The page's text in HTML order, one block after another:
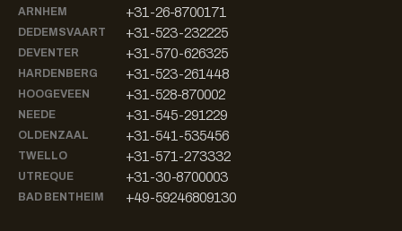
ARNHEM +31-26-8700171
DEDEMSVAART +31-523-232225
DEVENTER +31-570-626325
HARDENBERG +31-523-261448
HOOGEVEEN +31-528-870002
NEEDE +31-545-291229
OLDENZAAL +31-541-535456
TWELLO +31-571-273332
UTREQUE +31-30-8700003
BAD BENTHEIM +49-59246809130